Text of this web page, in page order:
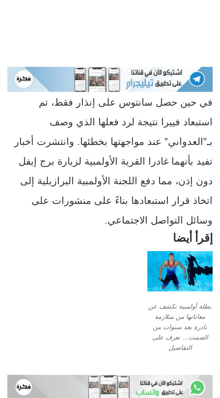
في حين حصل سانتوس على إنذار فقط، تم
استبعاد فييرا نتيجة لرد فعلها الذي وصف
بـ”العدواني” عند مواجهتها بخطئها. وانتشرت أخبار
تفيد بأنهما غادرا القرية الأولمبية لزيارة برج إيفل
دون إذن، مما دفع اللجنة الأولمبية البرازيلية إلى
اتخاذ قرار استبعادها بناءً على منشورات على
وسائل التواصل الاجتماعي.
إقرأ أيضا
بطلة أولمبية تكشف عن
معاناتها من متلازمة
نادرة بعد سنوات من
الصمت… تعرف على
التفاصيل